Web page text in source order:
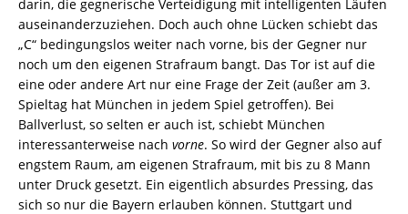
darin, die gegnerische Verteidigung mit intelligenten Läufen
auseinanderzuziehen. Doch auch ohne Lücken schiebt das
„C“ bedingungslos weiter nach vorne, bis der Gegner nur
noch um den eigenen Strafraum bangt. Das Tor ist auf die
eine oder andere Art nur eine Frage der Zeit (außer am 3.
Spieltag hat München in jedem Spiel getroffen). Bei
Ballverlust, so selten er auch ist, schiebt München
interessanterweise nach vorne. So wird der Gegner also auf
engstem Raum, am eigenen Strafraum, mit bis zu 8 Mann
unter Druck gesetzt. Ein eigentlich absurdes Pressing, das
sich so nur die Bayern erlauben können. Stuttgart und